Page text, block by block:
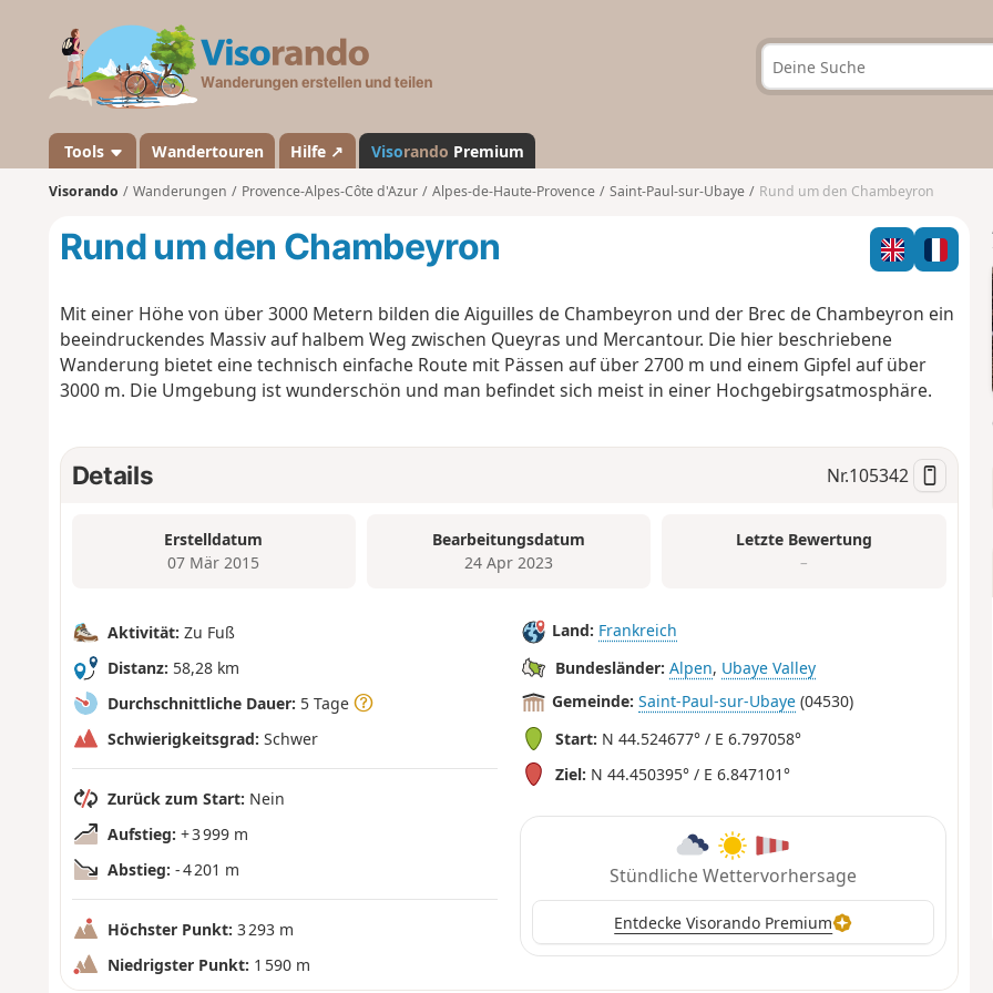
a
n
d
Tools Wandertouren Hilfe ↗ Visorando Premium
Visorando Wanderungen Provence-Alpes-Côte d'Azur Alpes-de-Haute-Provence Saint-Paul-sur-Ubaye Rund um den Chambeyron
Rund um den Chambeyron
Mit einer Höhe von über 3000 Metern bilden die Aiguilles de Chambeyron und der Brec de Chambeyron ein
beeindruckendes Massiv auf halbem Weg zwischen Queyras und Mercantour. Die hier beschriebene
Wanderung bietet eine technisch einfache Route mit Pässen auf über 2700 m und einem Gipfel auf über
3000 m. Die Umgebung ist wunderschön und man befindet sich meist in einer Hochgebirgsatmosphäre.
Details Nr.105342
Erstelldatum
07 Mär 2015
Bearbeitungsdatum
24 Apr 2023
Letzte Bewertung
–
Aktivität: Zu Fuß
Distanz: 58,28 km
Durchschnittliche Dauer: 5 Tage
Schwierigkeitsgrad: Schwer
Zurück zum Start: Nein
Aufstieg: + 3 999 m
Abstieg: - 4 201 m
Höchster Punkt: 3 293 m
Niedrigster Punkt: 1 590 m
Land: Frankreich
Bundesländer: Alpen, Ubaye Valley
Gemeinde: Saint-Paul-sur-Ubaye (04530)
Start: N 44.524677° / E 6.797058°
Ziel: N 44.450395° / E 6.847101°
Stündliche Wettervorhersage
Entdecke Visorando Premium